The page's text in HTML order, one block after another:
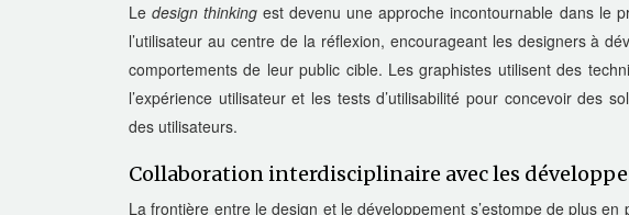
Ledesign thinkingest devenu une approche incontournable dans le
l’utilisateur au centre de la réflexion, encourageant les designers à
comportements de leur public cible. Les graphistes utilisent des
l’expérience utilisateur et les tests d’utilisabilité pour concevoir des
des utilisateurs.
Collaboration interdisciplinaire avec les
La frontière entre le design et le développement s’estompe de plus